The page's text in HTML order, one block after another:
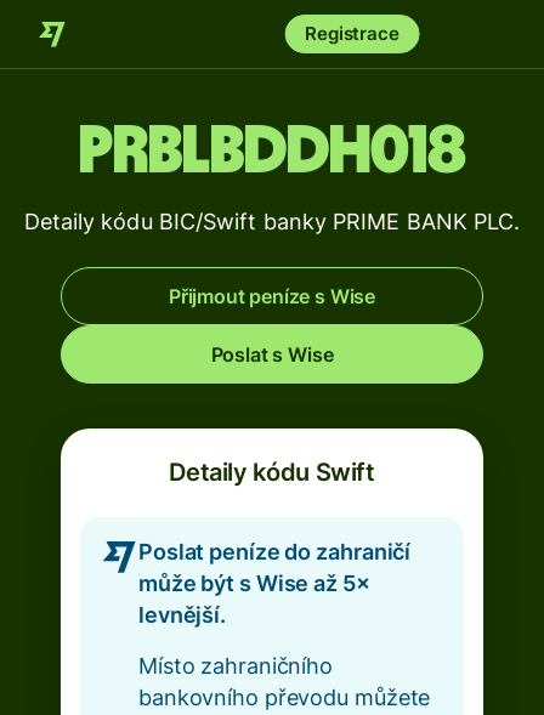
Registrace
PRBLBDDH018
Detaily kódu BIC/Swift banky PRIME BANK PLC.
Přijmout peníze s Wise
Poslat s Wise
Detaily kódu Swift
Poslat peníze do zahraničí
může být s Wise až 5×
levnější.
Místo zahraničního
bankovního převodu můžete